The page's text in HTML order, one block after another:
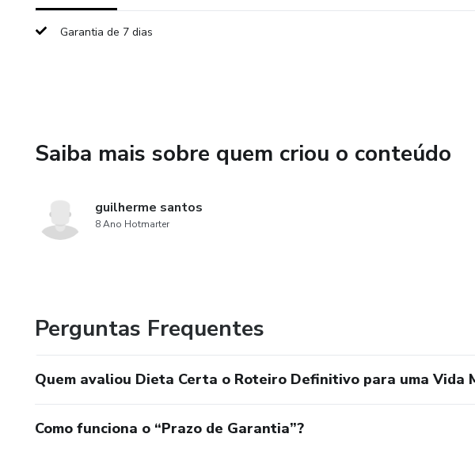
através de escolhas alimentares inteligentes e
Certa: O Roteiro Definitivo para uma Vida Mais
Garantia de 7 dias
Saiba mais sobre quem criou o conteúdo
guilherme santos
8 Ano Hotmarter
Perguntas Frequentes
Quem avaliou Dieta Certa o Roteiro Definitivo para uma Vida
Como funciona o “Prazo de Garantia”?